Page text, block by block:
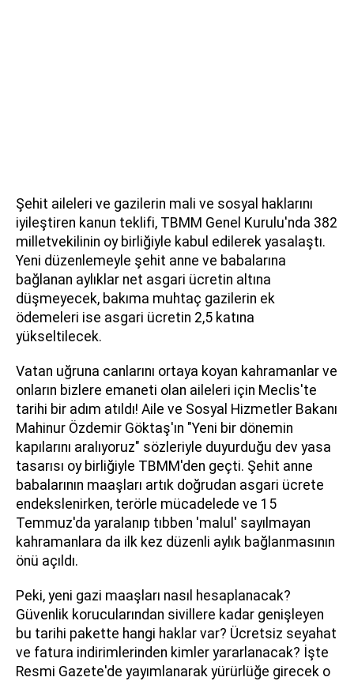
Şehit aileleri ve gazilerin mali ve sosyal haklarını
iyileştiren kanun teklifi, TBMM Genel Kurulu'nda 382
milletvekilinin oy birliğiyle kabul edilerek yasalaştı.
Yeni düzenlemeyle şehit anne ve babalarına
bağlanan aylıklar net asgari ücretin altına
düşmeyecek, bakıma muhtaç gazilerin ek
ödemeleri ise asgari ücretin 2,5 katına
yükseltilecek.
Vatan uğruna canlarını ortaya koyan kahramanlar ve
onların bizlere emaneti olan aileleri için Meclis'te
tarihi bir adım atıldı! Aile ve Sosyal Hizmetler Bakanı
Mahinur Özdemir Göktaş'ın "Yeni bir dönemin
kapılarını aralıyoruz" sözleriyle duyurduğu dev yasa
tasarısı oy birliğiyle TBMM'den geçti. Şehit anne
babalarının maaşları artık doğrudan asgari ücrete
endekslenirken, terörle mücadelede ve 15
Temmuz'da yaralanıp tıbben 'malul' sayılmayan
kahramanlara da ilk kez düzenli aylık bağlanmasının
önü açıldı.
Peki, yeni gazi maaşları nasıl hesaplanacak?
Güvenlik korucularından sivillere kadar genişleyen
bu tarihi pakette hangi haklar var? Ücretsiz seyahat
ve fatura indirimlerinden kimler yararlanacak? İşte
Resmi Gazete'de yayımlanarak yürürlüğe girecek o